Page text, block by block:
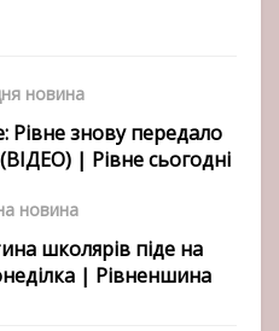
новина
Рівне знову передало
| Рівне сьогодні
новина
школярів піде на
| Рівненшина